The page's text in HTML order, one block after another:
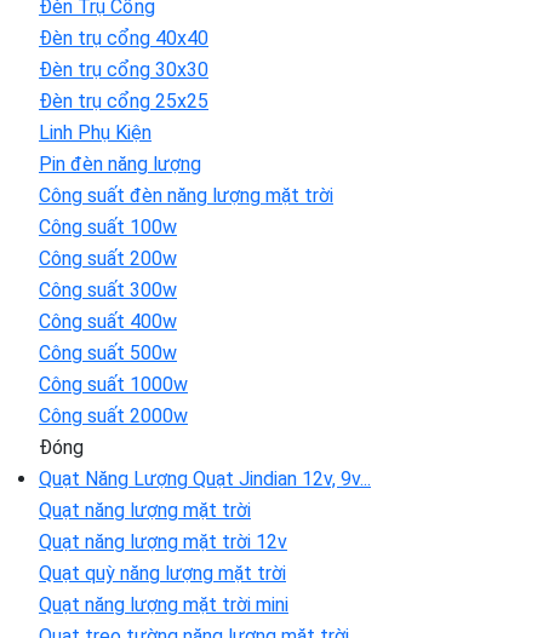
Đèn Trụ Cổng
Đèn trụ cổng 40x40
Đèn trụ cổng 30x30
Đèn trụ cổng 25x25
Linh Phụ Kiện
Pin đèn năng lượng
Công suất đèn năng lượng mặt trời
Công suất 100w
Công suất 200w
Công suất 300w
Công suất 400w
Công suất 500w
Công suất 1000w
Công suất 2000w
Đóng
Quạt Năng Lượng Quạt Jindian 12v, 9v...
Quạt năng lượng mặt trời
Quạt năng lượng mặt trời 12v
Quạt quỳ năng lượng mặt trời
Quạt năng lượng mặt trời mini